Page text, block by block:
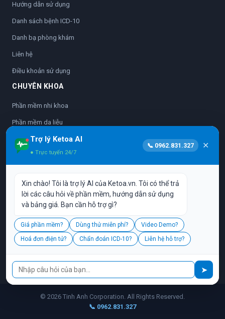
Hướng dẫn sử dụng
Danh sách bệnh ICD-10
Danh bạ phòng khám
Liên hệ
Điều khoản sử dụng
CHUYÊN KHOA
Phần mềm nhi khoa
Phần mềm da liễu
Phần mềm nhãn khoa
Phần mềm sản phụ khoa
Phần mềm y học cổ truyền
Vận hành bởi:CÔNG TY TNHH PHẦN MỀM TINH ANH
L17-11, Tầng 17, Tòa nhà Vincom Center, 72 Lê Thánh Tôn, P. Bến
Nghé, Q. 1, TP. HCM
© 2026 Tinh Anh Corporation. All Rights Reserved.
📞 0962.831.327
📞
Trợ lý Ketoa AI
● Trực tuyến 24/7
📞 0962.831.327 ✕
Xin chào! Tôi là trợ lý AI của Ketoa.vn. Tôi có thể trả
lời các câu hỏi về phần mềm, hướng dẫn sử dụng
và bảng giá. Bạn cần hỗ trợ gì?
Giá phần mềm? Dùng thử miễn phí?
Video Demo?
Hoá đơn điện tử?
Chẩn đoán ICD-10? Liên hệ hỗ trợ?
➤